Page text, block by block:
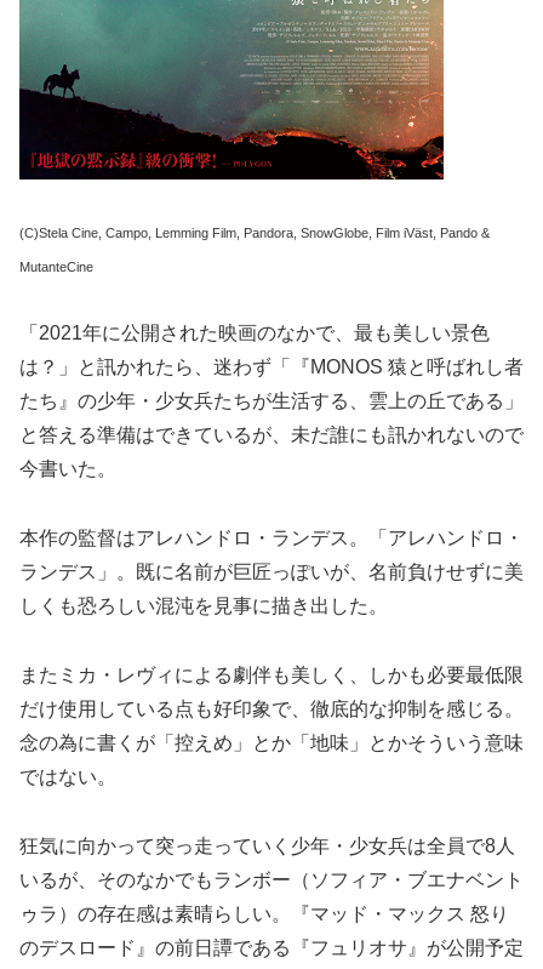
(C)Stela Cine, Campo, Lemming Film, Pandora, SnowGlobe, Film iVäst, Pando &
MutanteCine
「2021年に公開された映画のなかで、最も美しい景色
は？」と訊かれたら、迷わず「『MONOS 猿と呼ばれし者
たち』の少年・少女兵たちが生活する、雲上の丘である」
と答える準備はできているが、未だ誰にも訊かれないので
今書いた。
本作の監督はアレハンドロ・ランデス。「アレハンドロ・
ランデス」。既に名前が巨匠っぽいが、名前負けせずに美
しくも恐ろしい混沌を見事に描き出した。
またミカ・レヴィによる劇伴も美しく、しかも必要最低限
だけ使用している点も好印象で、徹底的な抑制を感じる。
念の為に書くが「控えめ」とか「地味」とかそういう意味
ではない。
狂気に向かって突っ走っていく少年・少女兵は全員で8人
いるが、そのなかでもランボー（ソフィア・ブエナベント
ゥラ）の存在感は素晴らしい。『マッド・マックス 怒り
のデスロード』の前日譚である『フュリオサ』が公開予定